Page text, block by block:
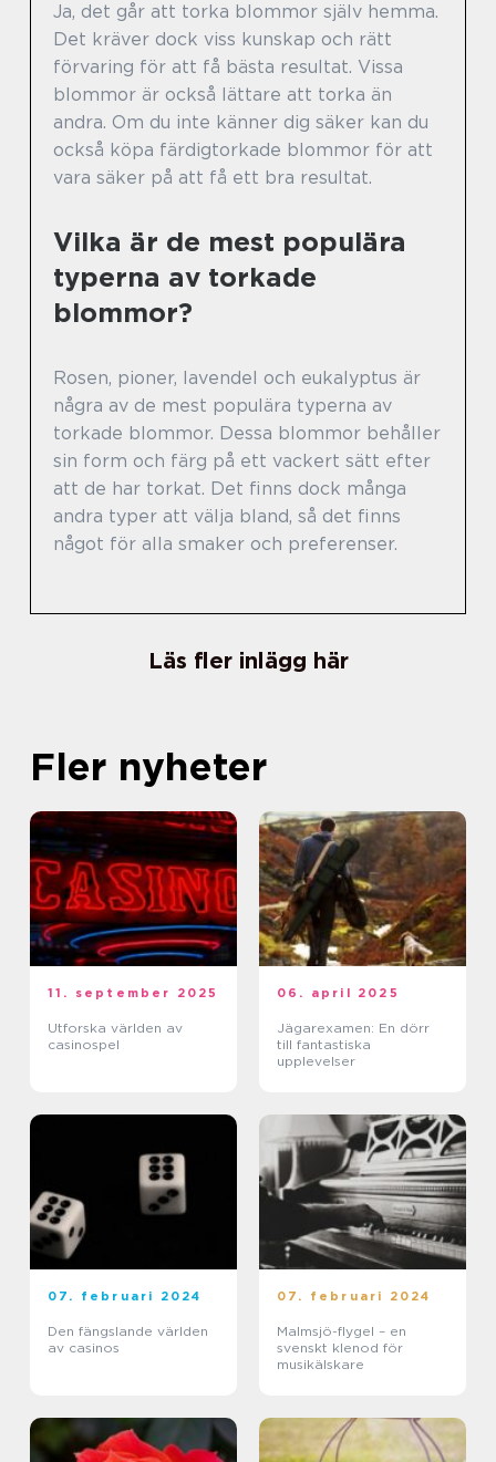
Ja, det går att torka blommor själv hemma.
Det kräver dock viss kunskap och rätt
förvaring för att få bästa resultat. Vissa
blommor är också lättare att torka än
andra. Om du inte känner dig säker kan du
också köpa färdigtorkade blommor för att
vara säker på att få ett bra resultat.
Vilka är de mest populära
typerna av torkade
blommor?
Rosen, pioner, lavendel och eukalyptus är
några av de mest populära typerna av
torkade blommor. Dessa blommor behåller
sin form och färg på ett vackert sätt efter
att de har torkat. Det finns dock många
andra typer att välja bland, så det finns
något för alla smaker och preferenser.
Läs fler inlägg här
Fler nyheter
11. september 2025
Utforska världen av
casinospel
06. april 2025
Jägarexamen: En dörr
till fantastiska
upplevelser
07. februari 2024
Den fängslande världen
av casinos
07. februari 2024
Malmsjö-flygel – en
svenskt klenod för
musikälskare